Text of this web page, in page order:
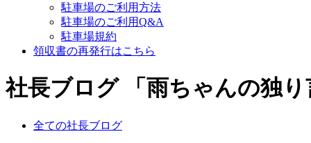
駐車場のご利用方法
駐車場のご利用Q&A
駐車場規約
領収書の再発行はこちら
社長ブログ 「雨ちゃんの独り
全ての社長ブログ